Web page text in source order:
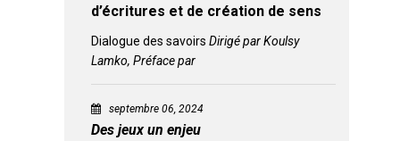
d’écritures et de création de sens
Dialogue des savoirs Dirigé par Koulsy
Lamko, Préface par
septembre 06, 2024
Des jeux un enjeu